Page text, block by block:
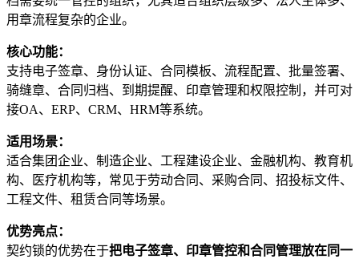
用章流程复杂的企业。
核心功能：
支持电子签章、身份认证、合同模板、流程配置、批量签署、
骑缝章、合同归档、到期提醒、印章管理和权限控制，并可对
接OA、ERP、CRM、HRM等系统。
适用场景：
适合集团企业、制造企业、工程建设企业、金融机构、教育机
构、医疗机构等，常见于劳动合同、采购合同、招投标文件、
工程文件、租赁合同等场景。
优势亮点：
契约锁的优势在于把电子签章、印章管控和合同管理放在同一